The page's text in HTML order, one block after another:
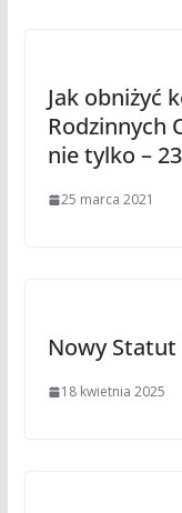
Jak obniżyć
Rodzinnych
nie tylko –
25 marca 2021
Nowy Statut
18 kwietnia 2025